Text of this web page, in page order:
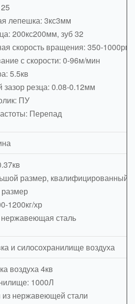
лепешка: 3кс3мм
200кс200мм, зуб 32
скорость вращения: 350-1000рпм
с скорости: 0-96м/мин
5.5кв
резца: 0.08-0.12мм
ПУ
Перепад
размер, квалифицированный
1200кг/хр
сталь
и силосохранилище воздуха
воздуха 4кв
1000Л
нержавеющей стали